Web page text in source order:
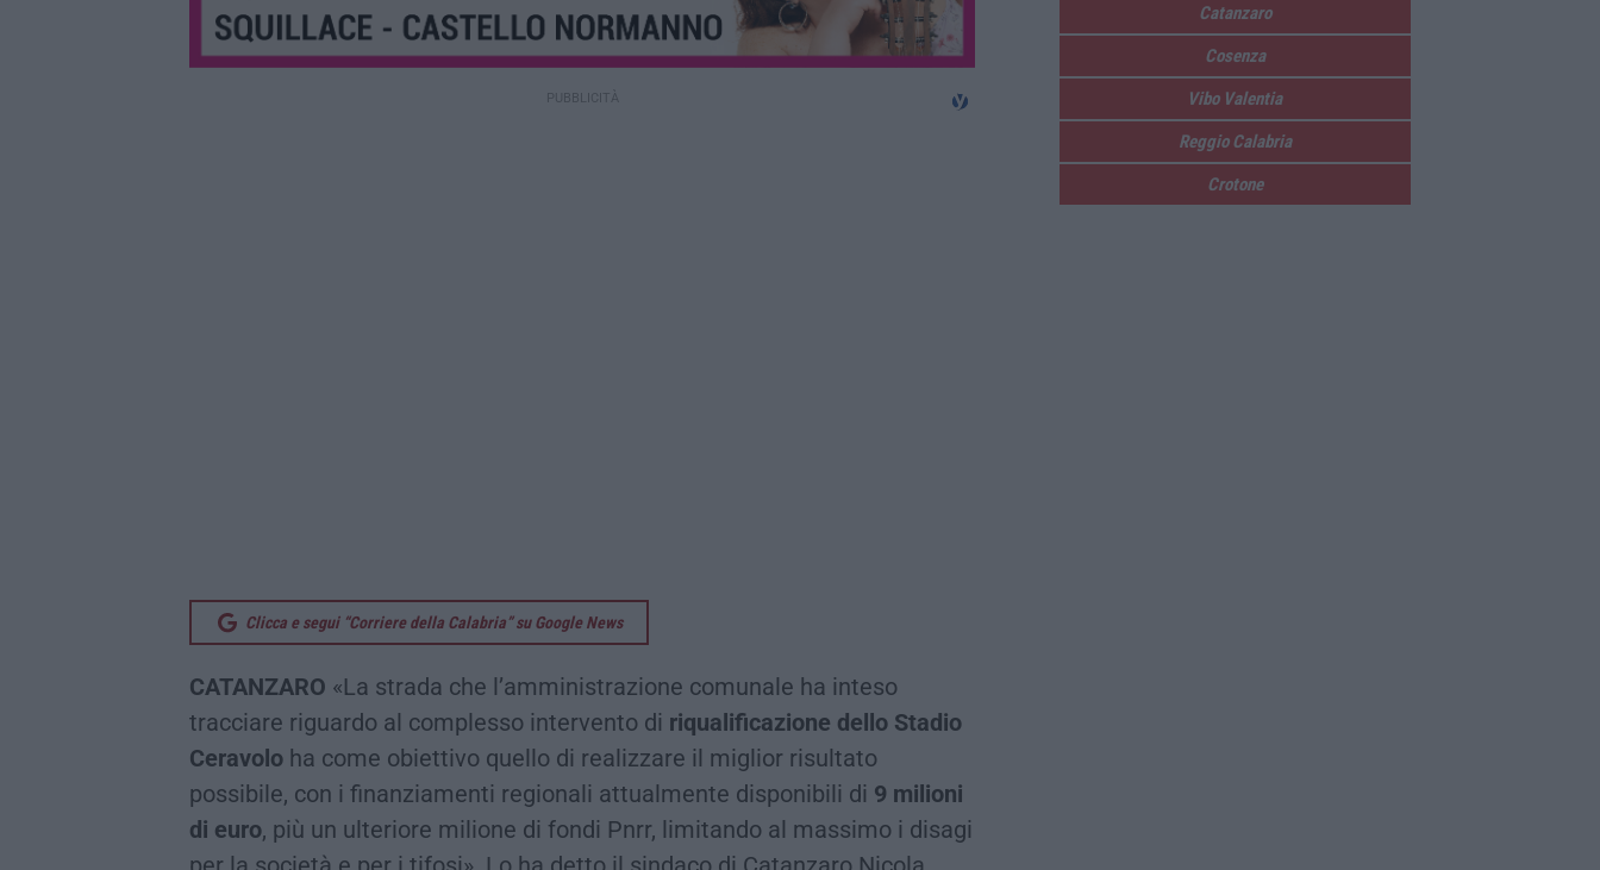
Clicca e segui “Corriere della Calabria” su Google News
CATANZARO «La strada che l’amministrazione comunale ha inteso
tracciare riguardo al complesso intervento di riqualificazione dello Stadio
Ceravolo ha come obiettivo quello di realizzare il miglior risultato
possibile, con i finanziamenti regionali attualmente disponibili di 9 milioni
di euro, più un ulteriore milione di fondi Pnrr, limitando al massimo i disagi
Catanzaro
Cosenza
Vibo Valentia
Reggio Calabria
Crotone